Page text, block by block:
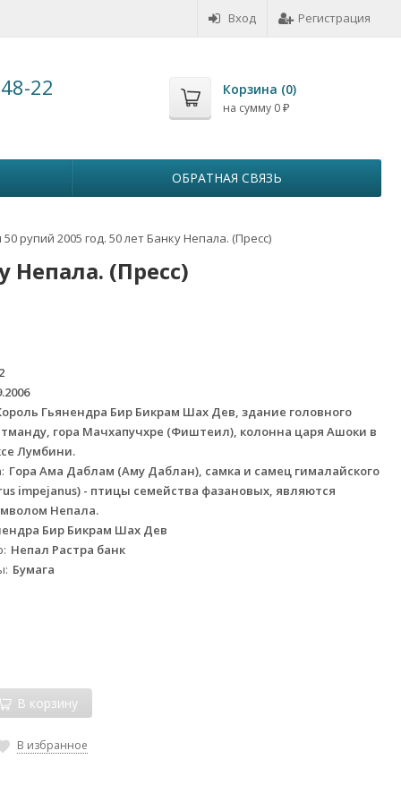
Вход Регистрация
22 Корзина (0)
на сумму 0 ₽
ОБРАТНАЯ СВЯЗЬ
рупий 2005 год. 50 лет Банку Непала. (Пресс)
Непала. (Пресс)
Гьянендра Бир Бикрам Шах Дев, здание головного
гора Мачхапучхре (Фиштеил), колонна царя Ашоки в
Лумбини.
Гора Ама Даблам (Аму Даблан), самка и самец гималайского
impejanus) - птицы семейства фазановых, являются
Непала.
Бир Бикрам Шах Дев
Непал Растра банк
Бумага
В корзину
В избранное